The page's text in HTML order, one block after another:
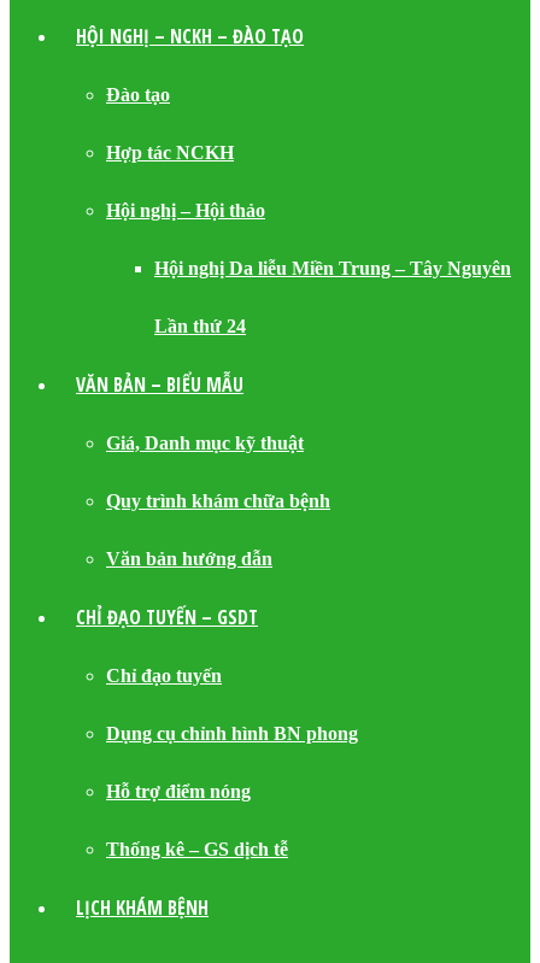
HỘI NGHỊ – NCKH – ĐÀO TẠO
Đào tạo
Hợp tác NCKH
Hội nghị – Hội thảo
Hội nghị Da liễu Miền Trung – Tây Nguyên
Lần thứ 24
VĂN BẢN – BIỂU MẪU
Giá, Danh mục kỹ thuật
Quy trình khám chữa bệnh
Văn bản hướng dẫn
CHỈ ĐẠO TUYẾN – GSDT
Chỉ đạo tuyến
Dụng cụ chỉnh hình BN phong
Hỗ trợ điểm nóng
Thống kê – GS dịch tễ
LỊCH KHÁM BỆNH